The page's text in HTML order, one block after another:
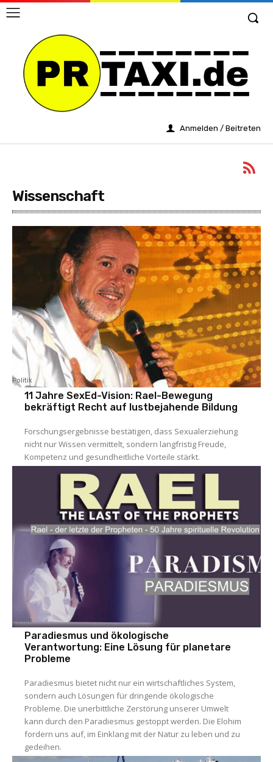
Anmelden / Beitreten
Wissenschaft
Politik
11 Jahre SexEd-Vision: Rael-Bewegung
bekräftigt Recht auf lustbejahende Bildung
Forschungsergebnisse bestätigen, dass Sexualerziehung
nicht nur Wissen vermittelt, sondern langfristig Freude,
Kompetenz und gesundheitliche Vorteile stärkt.
Politik
Paradiesmus und ökologische
Verantwortung: Eine Lösung für planetare
Probleme
Paradiesmus bietet nicht nur ein wirtschaftliches System,
sondern auch Lösungen für dringende ökologische
Probleme. Die unerbittliche Zerstörung unserer Umwelt
kann durch den Paradiesmus gestoppt werden. Die Elohim
fordern uns auf, im Einklang mit der Natur zu leben und zu
gedeihen.